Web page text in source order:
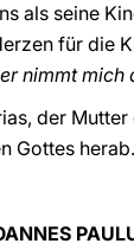
als seine
für die
nimmt mich
der
Gottes herab.